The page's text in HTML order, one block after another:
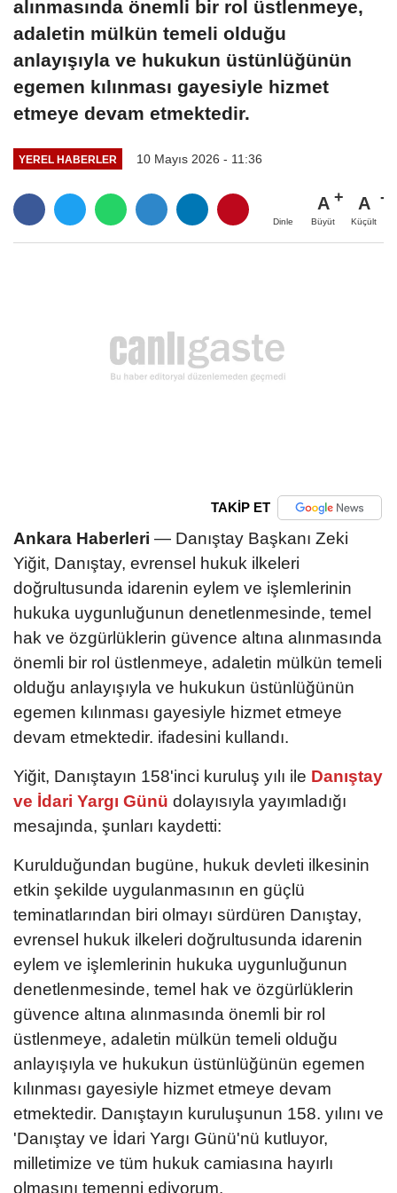
alınmasında önemli bir rol üstlenmeye,
adaletin mülkün temeli olduğu
anlayışıyla ve hukukun üstünlüğünün
egemen kılınması gayesiyle hizmet
etmeye devam etmektedir.
YEREL HABERLER 10 Mayıs 2026 - 11:36
Dinle
A
Büyüt
A
Küçült
TAKİP ET
Ankara Haberleri — Danıştay Başkanı Zeki
Yiğit, Danıştay, evrensel hukuk ilkeleri
doğrultusunda idarenin eylem ve işlemlerinin
hukuka uygunluğunun denetlenmesinde, temel
hak ve özgürlüklerin güvence altına alınmasında
önemli bir rol üstlenmeye, adaletin mülkün temeli
olduğu anlayışıyla ve hukukun üstünlüğünün
egemen kılınması gayesiyle hizmet etmeye
devam etmektedir. ifadesini kullandı.
Yiğit, Danıştayın 158'inci kuruluş yılı ile Danıştay
ve İdari Yargı Günü dolayısıyla yayımladığı
mesajında, şunları kaydetti:
Kurulduğundan bugüne, hukuk devleti ilkesinin
etkin şekilde uygulanmasının en güçlü
teminatlarından biri olmayı sürdüren Danıştay,
evrensel hukuk ilkeleri doğrultusunda idarenin
eylem ve işlemlerinin hukuka uygunluğunun
denetlenmesinde, temel hak ve özgürlüklerin
güvence altına alınmasında önemli bir rol
üstlenmeye, adaletin mülkün temeli olduğu
anlayışıyla ve hukukun üstünlüğünün egemen
kılınması gayesiyle hizmet etmeye devam
etmektedir. Danıştayın kuruluşunun 158. yılını ve
'Danıştay ve İdari Yargı Günü'nü kutluyor,
milletimize ve tüm hukuk camiasına hayırlı
olmasını temenni ediyorum.